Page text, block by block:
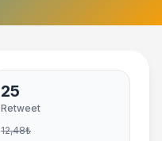
25
Retweet
12,48₺